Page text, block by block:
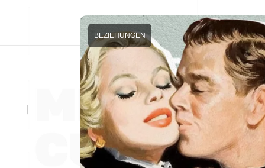
BEZIEHUNGEN